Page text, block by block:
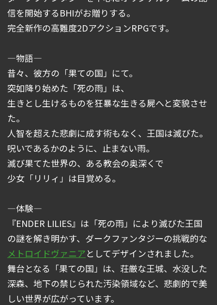
信を開始するBHIがお贈りする。
完全新作の高難度2DアクションRPGです。
―物語―
昔々、彼方の「果ての国」にて。
突如降り始めた「死の雨」は、
生きとし生けるものを狂暴な生きる屍へと変貌させ
た。
人智を超えた悲劇に成す術もなく、王国は滅びた。
呪いであるかのように、止まない雨。
滅び果てた世界の、ある教会の奥深くで
少女「リリィ」は目覚める。
―体験―
『ENDER LILIES』は「死の雨」により滅びた王国
の謎を解き明かす、ダークファンタジーの挑戦的な
メトロイドヴァニアとしてデザインされました。
舞台となる「果ての国」は、荘厳な王城、水没した
深森、地下の禁じられた汚染領域など、悲劇的で美
しい世界が広がっています。